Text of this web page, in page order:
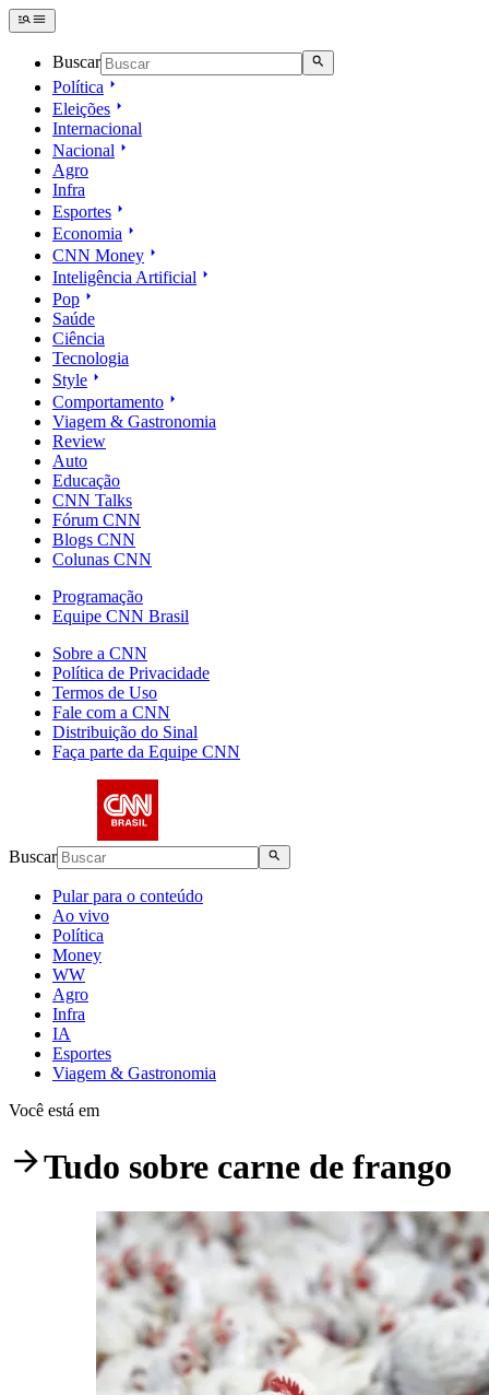
Buscar
Política
Eleições
Internacional
Nacional
Agro
Infra
Esportes
Economia
CNN Money
Inteligência Artificial
Pop
Saúde
Ciência
Tecnologia
Style
Comportamento
Viagem & Gastronomia
Review
Auto
Educação
CNN Talks
Fórum CNN
Blogs CNN
Colunas CNN
Programação
Equipe CNN Brasil
Sobre a CNN
Política de Privacidade
Termos de Uso
Fale com a CNN
Distribuição do Sinal
Faça parte da Equipe CNN
Buscar
Pular para o conteúdo
Ao vivo
Política
Money
WW
Agro
Infra
IA
Esportes
Viagem & Gastronomia
Você está em
Tudo sobre carne de frango